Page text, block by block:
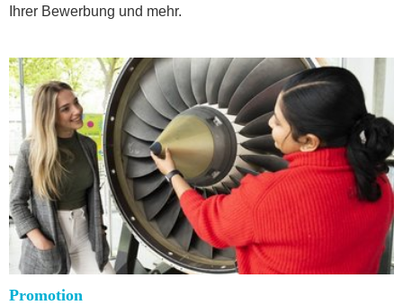
Ihrer Bewerbung und mehr.
Promotion